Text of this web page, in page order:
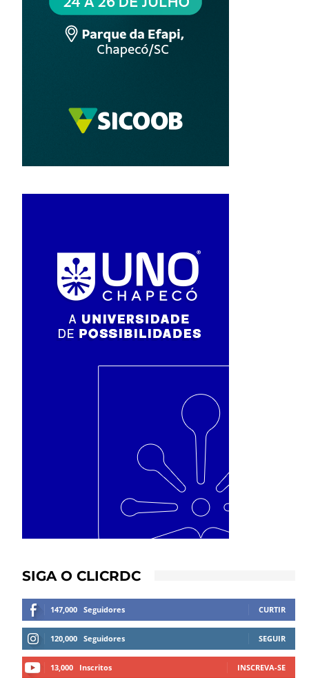
SIGA O CLICRDC
147,000 Seguidores CURTIR
120,000 Seguidores SEGUIR
13,000 Inscritos INSCREVA-SE